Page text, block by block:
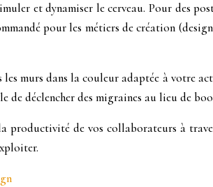
et dynamiser le cerveau. Pour des
pour les métiers de création
murs dans la couleur adaptée à votre
de déclencher des migraines au lieu de
productivité de vos collaborateurs à